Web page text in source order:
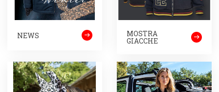
NEWS MOSTRA
GIACCHE